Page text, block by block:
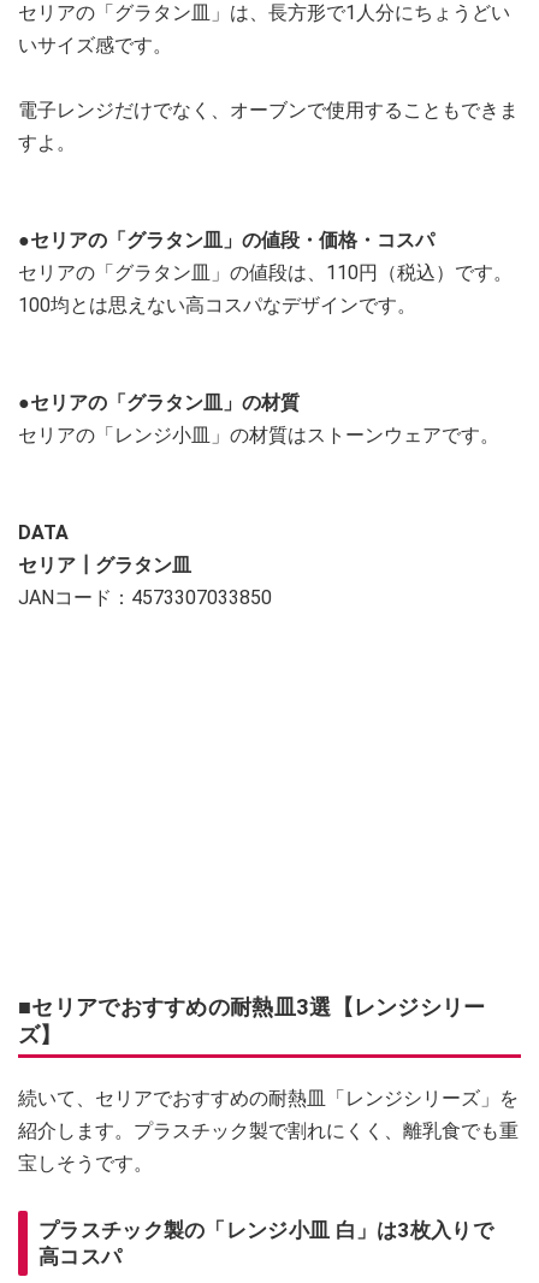
セリアの「グラタン皿」は、長方形で1人分にちょうどい
いサイズ感です。
電子レンジだけでなく、オーブンで使用することもできま
すよ。
●セリアの「グラタン皿」の値段・価格・コスパ
セリアの「グラタン皿」の値段は、110円（税込）です。
100均とは思えない高コスパなデザインです。
●セリアの「グラタン皿」の材質
セリアの「レンジ小皿」の材質はストーンウェアです。
DATA
セリア┃グラタン皿
JANコード：4573307033850
■セリアでおすすめの耐熱皿3選【レンジシリー
ズ】
続いて、セリアでおすすめの耐熱皿「レンジシリーズ」を
紹介します。プラスチック製で割れにくく、離乳食でも重
宝しそうです。
プラスチック製の「レンジ小皿 白」は3枚入りで
高コスパ